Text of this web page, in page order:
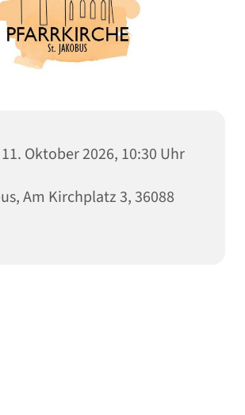
Oktober 2026, 10:30 Uhr
Am Kirchplatz 3, 36088